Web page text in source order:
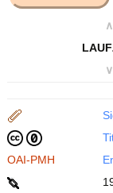
∧
∨
OAI-PMH